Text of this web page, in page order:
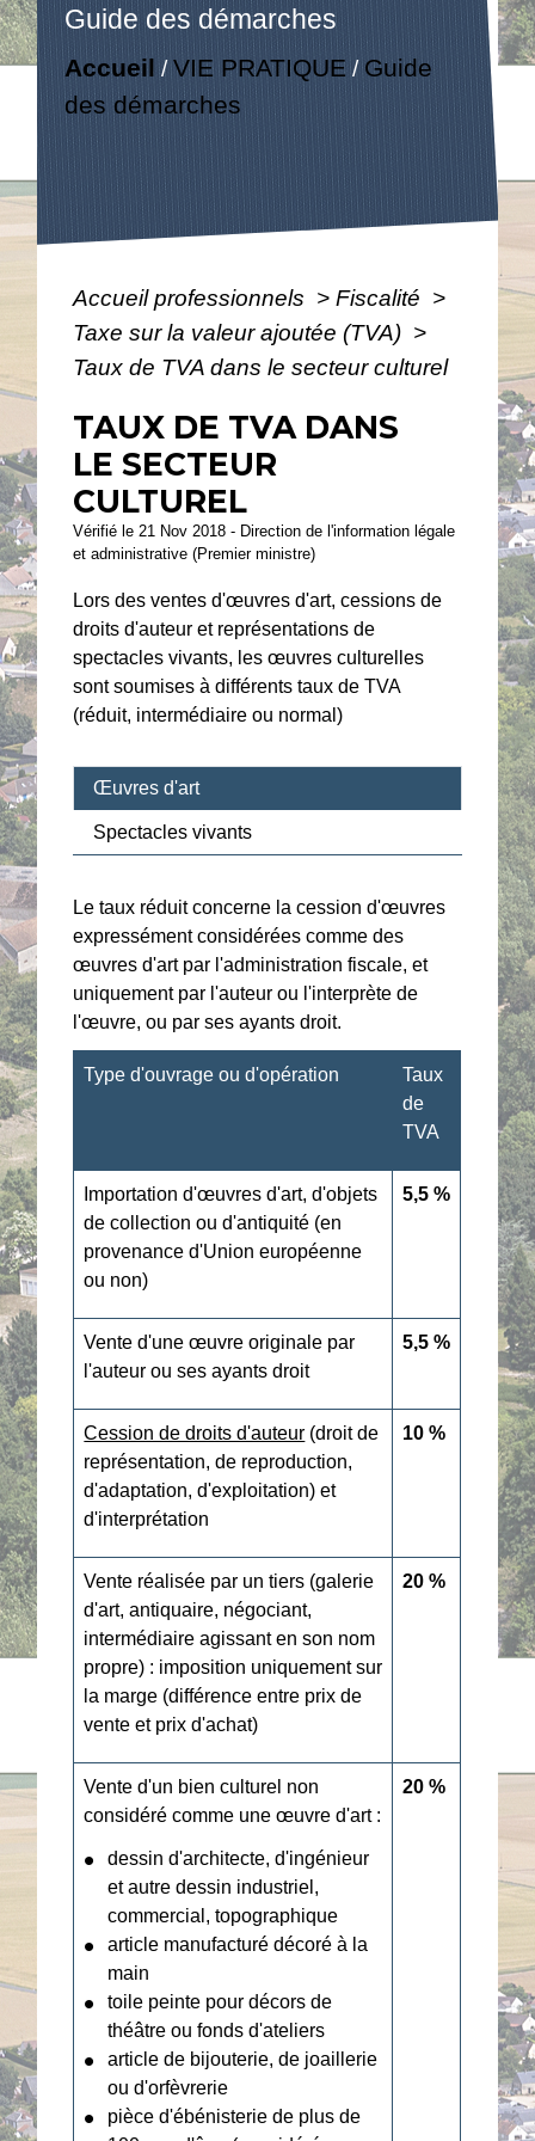
Guide des démarches
Accueil /VIE PRATIQUE / Guide
des démarches
Accueil professionnels > Fiscalité >
Taxe sur la valeur ajoutée (TVA) >
Taux de TVA dans le secteur culturel
TAUX DE TVA DANS
LE SECTEUR
CULTUREL
Vérifié le 21 Nov 2018 - Direction de l'information légale
et administrative (Premier ministre)
Lors des ventes d'œuvres d'art, cessions de
droits d'auteur et représentations de
spectacles vivants, les œuvres culturelles
sont soumises à différents taux de TVA
(réduit, intermédiaire ou normal)
Œuvres d'art
Spectacles vivants
Le taux réduit concerne la cession d'œuvres
expressément considérées comme des
œuvres d'art par l'administration fiscale, et
uniquement par l'auteur ou l'interprète de
l'œuvre, ou par ses ayants droit.
Type d'ouvrage ou d'opération
Taux
de
TVA
Importation d'œuvres d'art, d'objets
de collection ou d'antiquité (en
provenance d'Union européenne
ou non)
5,5 %
Vente d'une œuvre originale par
l'auteur ou ses ayants droit
5,5 %
Cession de droits d'auteur (droit de
représentation, de reproduction,
d'adaptation, d'exploitation) et
d'interprétation
10 %
Vente réalisée par un tiers (galerie
d'art, antiquaire, négociant,
intermédiaire agissant en son nom
propre) : imposition uniquement sur
la marge (différence entre prix de
vente et prix d'achat)
20 %
Vente d'un bien culturel non
considéré comme une œuvre d'art :
dessin d'architecte, d'ingénieur
et autre dessin industriel,
commercial, topographique
article manufacturé décoré à la
main
toile peinte pour décors de
théâtre ou fonds d'ateliers
article de bijouterie, de joaillerie
ou d'orfèvrerie
pièce d'ébénisterie de plus de
20 %